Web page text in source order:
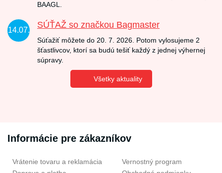
BAAGL.
14.07.
SÚŤAŽ so značkou Bagmaster
Súťažiť môžete do 20. 7. 2026. Potom vylosujeme 2
šťastlivcov, ktorí sa budú tešiť každý z jednej výhernej
súpravy.
Všetky aktuality
Informácie pre zákazníkov
Vrátenie tovaru a reklamácia
Vernostný program